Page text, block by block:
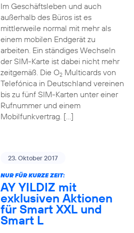
Im Geschäftsleben und auch
außerhalb des Büros ist es
mittlerweile normal mit mehr als
einem mobilen Endgerät zu
arbeiten. Ein ständiges Wechseln
der SIM-Karte ist dabei nicht mehr
zeitgemäß. Die O2Multicards von
Telefónica in Deutschland vereinen
bis zu fünf SIM-Karten unter einer
Rufnummer und einem
Mobilfunkvertrag. […]
23. Oktober 2017
NUR FÜR KURZE ZEIT:
AY YILDIZ mit
exklusiven Aktionen
für Smart XXL und
Smart L